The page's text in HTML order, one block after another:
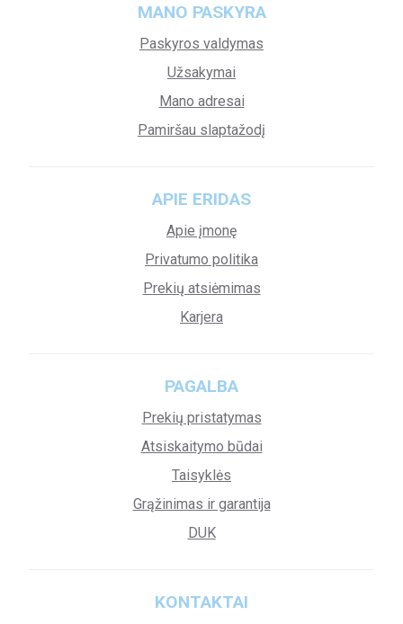
MANO PASKYRA
Paskyros valdymas
Užsakymai
Mano adresai
Pamiršau slaptažodį
APIE ERIDAS
Apie įmonę
Privatumo politika
Prekių atsiėmimas
Karjera
PAGALBA
Prekių pristatymas
Atsiskaitymo būdai
Taisyklės
Grąžinimas ir garantija
DUK
KONTAKTAI